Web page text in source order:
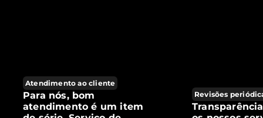
Atendimento ao cliente
Para nós, bom
atendimento é um item
Revisões